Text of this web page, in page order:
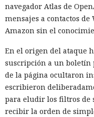
navegador Atlas de
mensajes a contactos
Amazon sin el
En el origen del ataque
suscripción a un boletín
de la página ocultaron
escribieron
para eludir los filtros de
recibir la orden de